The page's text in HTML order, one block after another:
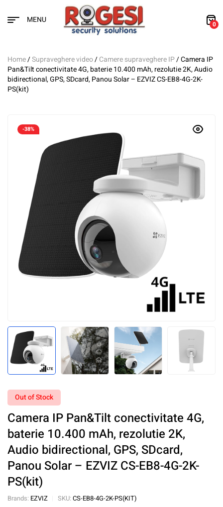
MENU 0
Home/Supraveghere video/Camere supraveghere IP/ Camera IP
Pan&Tilt conectivitate 4G, baterie 10.400 mAh, rezolutie 2K, Audio
bidirectional, GPS, SDcard, Panou Solar – EZVIZ CS-EB8-4G-2K-
PS(kit)
-38%
Out of Stock
Camera IP Pan&Tilt conectivitate 4G,
baterie 10.400 mAh, rezolutie 2K,
Audio bidirectional, GPS, SDcard,
Panou Solar – EZVIZ CS-EB8-4G-2K-
PS(kit)
Brands: EZVIZ SKU: CS-EB8-4G-2K-PS(KIT)